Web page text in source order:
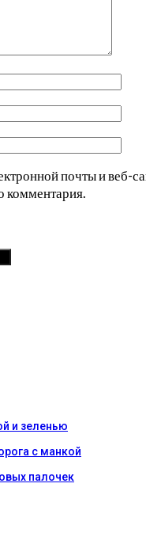
почты и веб-
комментария.
и зеленью
с манкой
палочек